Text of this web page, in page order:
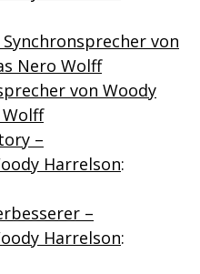
von
Nero Wolff
von Woody
–
Harrelson:
–
Harrelson: